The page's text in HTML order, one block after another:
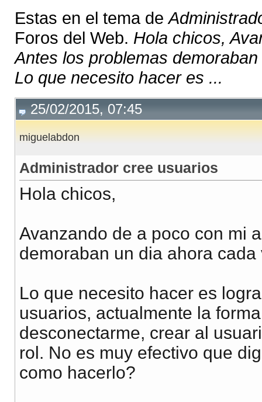
Estas en el tema de
Foros del Web. Hola chicos,
Antes los problemas
Lo que necesito hacer es ...
25/02/2015, 07:45
miguelabdon
Administrador cree usuarios
Hola chicos,
Avanzando de a poco con mi
demoraban un dia ahora
Lo que necesito hacer es
usuarios, actualmente la
desconectarme, crear al
rol. No es muy efectivo que
como hacerlo?